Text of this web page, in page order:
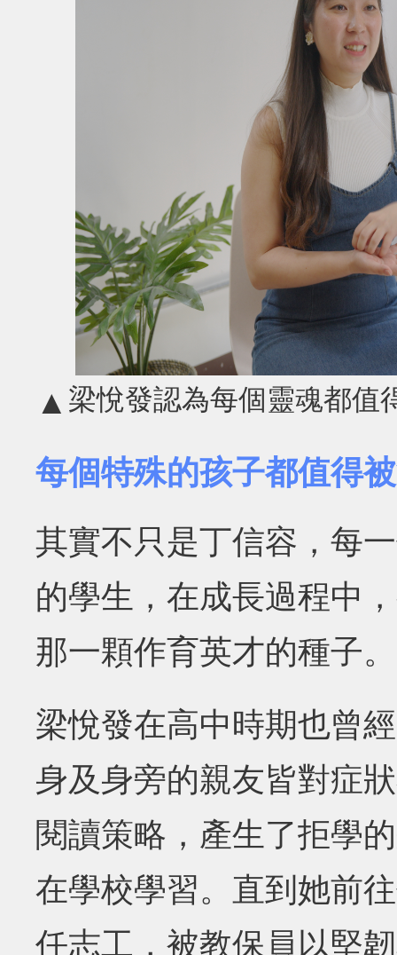
▲ 梁悅發認為每個靈魂都值
每個特殊的孩子都值得
其實不只是丁信容，每
的學生，在成長過程中
那一顆作育英才的種子。
梁悅發在高中時期也曾
身及身旁的親友皆對症
閱讀策略，產生了拒學
在學校學習。直到她前
任志工，被教保員以堅